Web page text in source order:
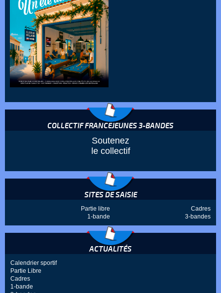
COLLECTIF FRANCEJEUNES 3-BANDES
Soutenez
le collectif
SITES DE SAISIE
Partie libre
Cadres
1-bande
3-bandes
ACTUALITÉS
Calendrier sportif
Partie Libre
Cadres
1-bande